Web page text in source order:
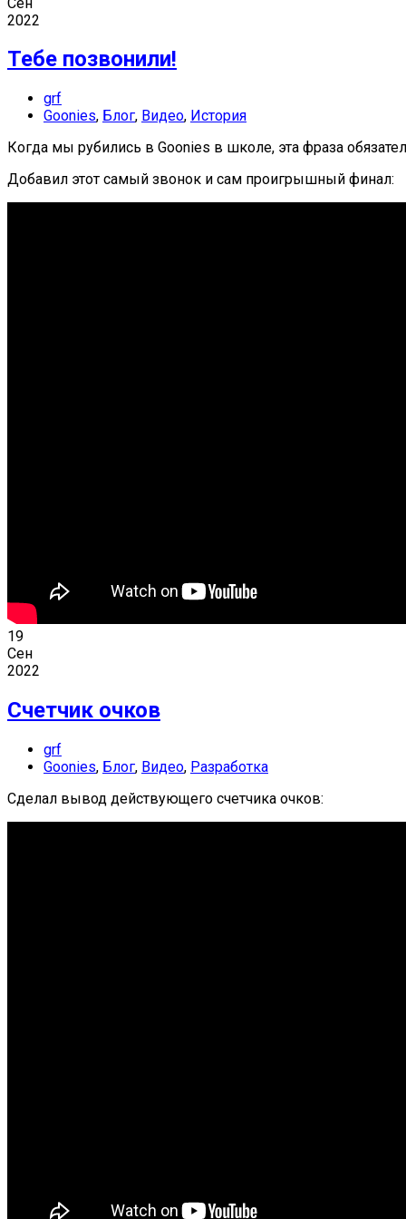
2022
Тебе позвонили!
grf
Goonies, Блог, Видео, История
Когда мы рубились в Goonies в школе, эта фраза
Добавил этот самый звонок и сам проигрышный финал:
19
Сен
2022
Счетчик очков
grf
Goonies, Блог, Видео, Разработка
Сделал вывод действующего счетчика очков: